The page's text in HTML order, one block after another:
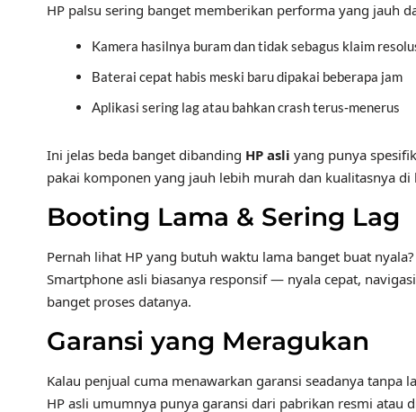
HP palsu sering banget memberikan performa yang jauh
Kamera hasilnya buram dan tidak sebagus klaim
Baterai cepat habis meski baru dipakai beberapa jam
Aplikasi sering lag atau bahkan crash terus‑menerus
Ini jelas beda banget dibanding HP asli yang punya
pakai komponen yang jauh lebih murah dan kualitasnya di
Booting Lama & Sering Lag
Pernah lihat HP yang butuh waktu lama banget buat
Smartphone asli biasanya responsif — nyala cepat,
banget proses datanya.
Garansi yang Meragukan
Kalau penjual cuma menawarkan garansi seadanya tanpa
HP asli umumnya punya garansi dari pabrikan resmi atau